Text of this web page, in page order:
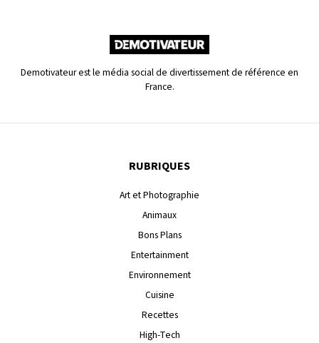
Demotivateur est le média social de divertissement de référence en
France.
RUBRIQUES
Art et Photographie
Animaux
Bons Plans
Entertainment
Environnement
Cuisine
Recettes
High-Tech